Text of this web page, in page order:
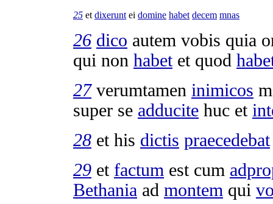
25 et dixerunt ei domine habet decem mnas
26 dico autem vobis quia
qui non habetet quod
27verumtamen inimicos
super se adducite huc et
28 et his dictis praecedebat
29 et factum est cum
Bethania ad montem qui